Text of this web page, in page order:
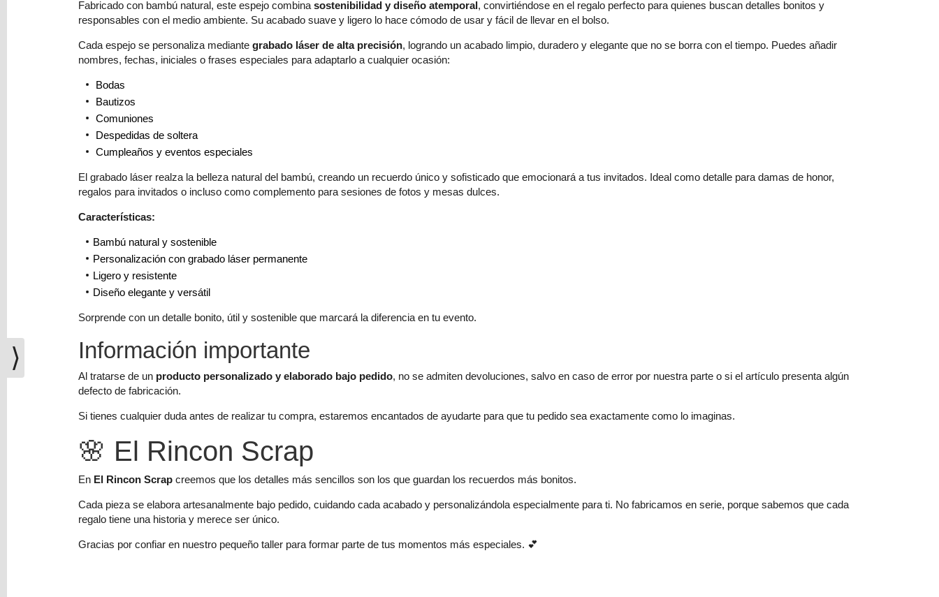
Carrito
Redes
Instagram
Facebook
Youtube
Fabricado con bambú natural, este espejo combina sostenibilidad y diseño atemporal, convirtiéndose en el regalo perfecto para quienes buscan detalles bonitos y
responsables con el medio ambiente. Su acabado suave y ligero lo hace cómodo de usar y fácil de llevar en el bolso.
Cada espejo se personaliza mediante grabado láser de alta precisión, logrando un acabado limpio, duradero y elegante que no se borra con el tiempo. Puedes añadir
nombres, fechas, iniciales o frases especiales para adaptarlo a cualquier ocasión:
Bodas
Bautizos
Comuniones
Despedidas de soltera
Cumpleaños y eventos especiales
El grabado láser realza la belleza natural del bambú, creando un recuerdo único y sofisticado que emocionará a tus invitados. Ideal como detalle para damas de honor,
regalos para invitados o incluso como complemento para sesiones de fotos y mesas dulces.
Características:
Bambú natural y sostenible
Personalización con grabado láser permanente
Ligero y resistente
Diseño elegante y versátil
Sorprende con un detalle bonito, útil y sostenible que marcará la diferencia en tu evento.
Información importante
Al tratarse de un producto personalizado y elaborado bajo pedido, no se admiten devoluciones, salvo en caso de error por nuestra parte o si el artículo presenta algún
defecto de fabricación.
Si tienes cualquier duda antes de realizar tu compra, estaremos encantados de ayudarte para que tu pedido sea exactamente como lo imaginas.
🌸 El Rincon Scrap
En El Rincon Scrapcreemos que los detalles más sencillos son los que guardan los recuerdos más bonitos.
Cada pieza se elabora artesanalmente bajo pedido, cuidando cada acabado y personalizándola especialmente para ti. No fabricamos en serie, porque sabemos que cada
regalo tiene una historia y merece ser único.
Gracias por confiar en nuestro pequeño taller para formar parte de tus momentos más especiales. 💕
⟩